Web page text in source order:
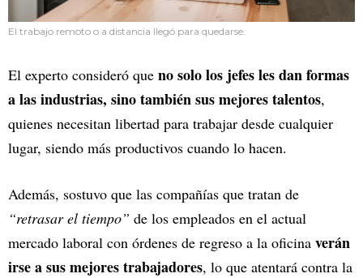
El trabajo remoto o a distancia llegó para quedarse.
El experto consideró que no solo los jefes les dan formas
a las industrias, sino también sus mejores talentos,
quienes necesitan libertad para trabajar desde cualquier
lugar, siendo más productivos cuando lo hacen.
Además, sostuvo que las compañías que tratan de
“retrasar el tiempo” de los empleados en el actual
mercado laboral con órdenes de regreso a la oficina verán
irse a sus mejores trabajadores, lo que atentará contra la